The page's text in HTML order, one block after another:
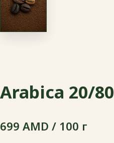
Arabica 20/80
699 AMD / 100 г